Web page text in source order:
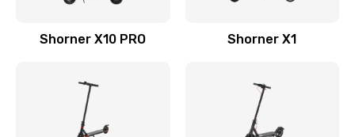
Shorner X10 PRO Shorner X1